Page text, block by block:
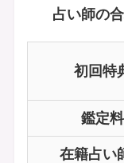
占い師の
初回特
鑑定料
在籍占い